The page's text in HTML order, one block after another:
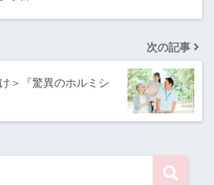
次の記事
＞『驚異のホルミシ